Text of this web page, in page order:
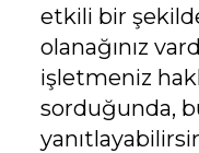
etkili bir
olanağınız
işletmeniz
sorduğunda,